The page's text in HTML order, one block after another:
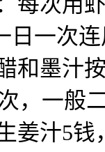
日一次
和墨汁
，一般
姜汁5钱